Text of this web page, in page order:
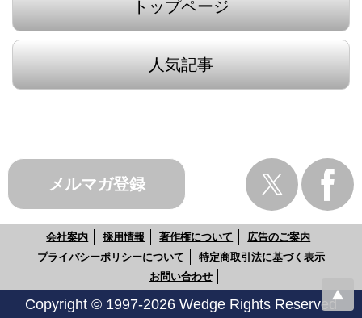
トップページ
人気記事
メルマガ登録
会社案内 採用情報 著作権について
広告のご案内
プライバシーポリシーについて
特定商取引法に基づく表示
お問い合わせ
Copyright © 1997-2026 Wedge Rights Reserved